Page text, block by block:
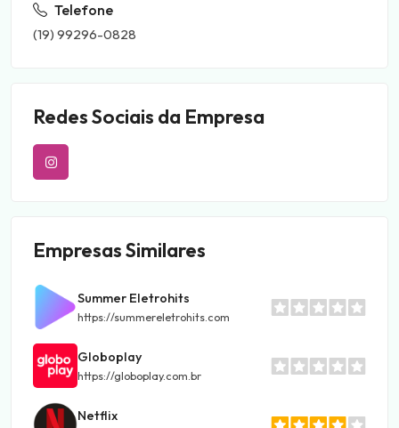
Telefone
(19) 99296-0828
Redes Sociais da Empresa
Empresas Similares
Summer Eletrohits
https://summereletrohits.com
Globoplay
https://globoplay.com.br
Netflix